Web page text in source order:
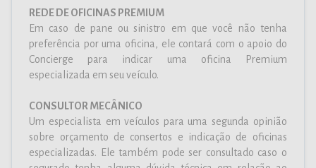
REDE DE OFICINAS PREMIUM
Em caso de pane ou sinistro em que você não tenha
preferência por uma oficina, ele contará com o apoio do
Concierge para indicar uma oficina Premium
especializada em seu veículo.
CONSULTOR MECÂNICO
Um especialista em veículos para uma segunda opinião
sobre orçamento de consertos e indicação de oficinas
especializadas. Ele também pode ser consultado caso o